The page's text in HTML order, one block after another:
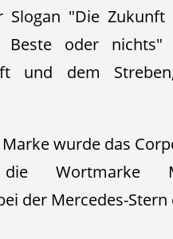
Slogan "Die
oder
und dem
wurde das
Wortmarke
der Mercedes-